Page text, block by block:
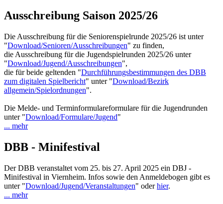
Ausschreibung Saison 2025/26
Die Ausschreibung für die Seniorenspielrunde 2025/26 ist unter
"Download/Senioren/Ausschreibungen" zu finden,
die Ausschreibung für die Jugendspielrunden 2025/26 unter
"Download/Jugend/Ausschreibungen",
die für beide geltenden "Durchführungsbestimmungen des DBB
zum digitalen Spielbericht" unter "Download/Bezirk
allgemein/Spielordnungen".
Die Melde- und Terminformulareformulare für die Jugendrunden
unter "Download/Formulare/Jugend"
... mehr
DBB - Minifestival
Der DBB veranstaltet vom 25. bis 27. April 2025 ein DBJ -
Minifestival in Viernheim. Infos sowie den Anmeldebogen gibt es
unter "Download/Jugend/Veranstaltungen" oderhier.
... mehr